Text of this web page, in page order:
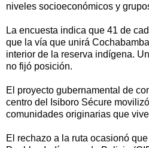
niveles socioeconómicos y
La encuesta indica que 41 de
que la vía que unirá
interior de la reserva indígena.
no fijó posición.
El proyecto gubernamental de
centro del Isiboro Sécure
comunidades originarias que
El rechazo a la ruta ocasionó